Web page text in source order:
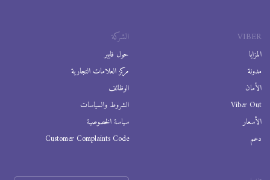
VIBER
المزايا
مدونة
الأمان
Viber Out
الأسعار
دعم
الشركة
حول فايبر
مركز العلامات التجارية
الوظائف
الشروط والسياسات
سياسة الخصوصية
Customer Complaints Code